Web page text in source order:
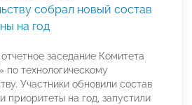
собрал новый состав
на год
заседание Комитета
технологическому
Участники обновили состав
приоритеты на год, запустили